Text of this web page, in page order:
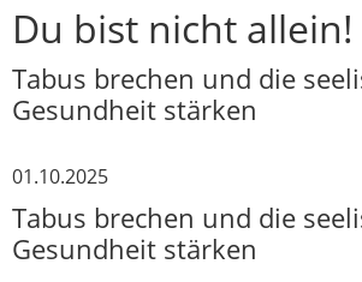
Du bist nicht allein!
Tabus brechen und die
Gesundheit stärken
01.10.2025
Tabus brechen und die
Gesundheit stärken